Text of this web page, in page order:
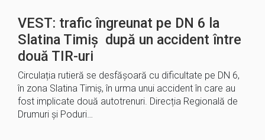
VEST: trafic îngreunat pe DN 6 la
Slatina Timiș după un accident între
două TIR-uri
Circulația rutieră se desfășoară cu dificultate pe DN 6,
în zona Slatina Timiș, în urma unui accident în care au
fost implicate două autotrenuri. Direcția Regională de
Drumuri și Poduri…